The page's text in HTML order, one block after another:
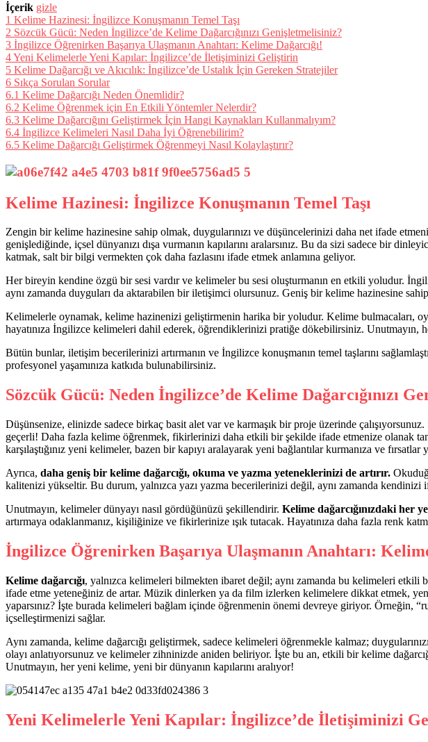
İçerik gizle
1 Kelime Hazinesi: İngilizce Konuşmanın Temel Taşı
2 Sözcük Gücü: Neden İngilizce’de Kelime Dağarcığınızı Genişletmelisiniz?
3 İngilizce Öğrenirken Başarıya Ulaşmanın Anahtarı: Kelime Dağarcığı!
4Yeni Kelimelerle Yeni Kapılar: İngilizce’de İletişiminizi Geliştirin
5 Kelime Dağarcığı ve Akıcılık: İngilizce’de Ustalık İçin Gereken Stratejiler
6 Sıkça Sorulan Sorular
6.1 Kelime Dağarcığı Neden Önemlidir?
6.2 Kelime Öğrenmek için En Etkili Yöntemler Nelerdir?
6.3 Kelime Dağarcığını Geliştirmek İçin Hangi Kaynakları Kullanmalıyım?
6.4 İngilizce Kelimeleri Nasıl Daha İyi Öğrenebilirim?
6.5 Kelime Dağarcığı Geliştirmek Öğrenmeyi Nasıl Kolaylaştırır?
Kelime Hazinesi: İngilizce Konuşmanın Temel Taşı
Zengin bir kelime hazinesine sahip olmak, duygularınızı ve düşüncelerinizi daha net ifade
genişlediğinde, içsel dünyanızı dışa vurmanın kapılarını aralarsınız. Bu da sizi sadece bir
katmak, salt bir bilgi vermekten çok daha fazlasını ifade etmek anlamına geliyor.
Her bireyin kendine özgü bir sesi vardır ve kelimeler bu sesi oluşturmanın en etkili yoludur.
aynı zamanda duyguları da aktarabilen bir iletişimci olursunuz. Geniş bir kelime hazinesine
Kelimelerle oynamak, kelime hazinenizi geliştirmenin harika bir yoludur. Kelime bulmacaları,
hayatınıza İngilizce kelimeleri dahil ederek, öğrendiklerinizi pratiğe dökebilirsiniz.
Bütün bunlar, iletişim becerilerinizi artırmanın ve İngilizce konuşmanın temel taşlarını
profesyonel yaşamınıza katkıda bulunabilirsiniz.
Sözcük Gücü: Neden İngilizce’de Kelime Dağarcığınızı
Düşünsenize, elinizde sadece birkaç basit alet var ve karmaşık bir proje üzerinde
geçerli! Daha fazla kelime öğrenmek, fikirlerinizi daha etkili bir şekilde ifade etmenize olanak
karşılaştığınız yeni kelimeler, bazen bir kapıyı aralayarak yeni bağlantılar kurmanıza ve fırsatlar
Ayrıca, daha geniş bir kelime dağarcığı, okuma ve yazma yeteneklerinizi de artırır.
kalitenizi yükseltir. Bu durum, yalnızca yazı yazma becerilerinizi değil, aynı zamanda kendinizi
Unutmayın, kelimeler dünyayı nasıl gördüğünüzü şekillendirir. Kelime dağarcığınızdaki her
artırmaya odaklanmanız, kişiliğinize ve fikirlerinize ışık tutacak. Hayatınıza daha fazla renk
İngilizce Öğrenirken Başarıya Ulaşmanın Anahtarı:
Kelime dağarcığı, yalnızca kelimeleri bilmekten ibaret değil; aynı zamanda bu kelimeleri
ifade etme yeteneğiniz de artar. Müzik dinlerken ya da film izlerken kelimelere dikkat etmek,
yaparsınız? İşte burada kelimeleri bağlam içinde öğrenmenin önemi devreye giriyor. Örneğin,
içselleştirmenizi sağlar.
Aynı zamanda, kelime dağarcığı geliştirmek, sadece kelimeleri öğrenmekle kalmaz;
olayı anlatıyorsunuz ve kelimeler zihninizde aniden beliriyor. İşte bu an, etkili bir kelime
Unutmayın, her yeni kelime, yeni bir dünyanın kapılarını aralıyor!
Yeni Kelimelerle Yeni Kapılar: İngilizce’de İletişiminizi